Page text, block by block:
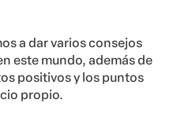
a dar varios consejos
este mundo, además de
positivos y los puntos
propio.